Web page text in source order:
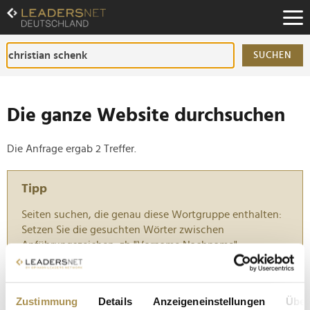
Zustimmung Details Anzeigeneinstellungen
Zum
Inhalt
Zur
Fußzeilen-
Navigation
SUCHEN
Die ganze Website durchsuchen
Die Anfrage ergab 2 Treffer.
Tipp
Seiten suchen, die genau diese Wortgruppe enthalten:
Setzen Sie die gesuchten Wörter zwischen
Anführungszeichen: zb "Vorname Nachname".
wird neues Vorstandsmitglied für Finanzen und IT